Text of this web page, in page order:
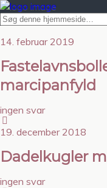
14. februar 2019
marcipanfyld
ingen svar
19. december 2018
Dadelkugler
ingen svar